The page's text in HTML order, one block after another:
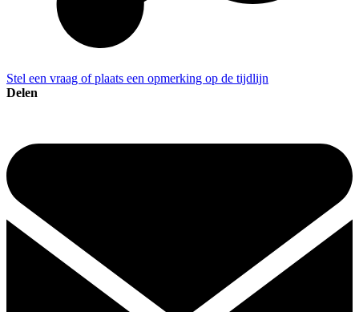
Stel een vraag of plaats een opmerking op de tijdlijn
Delen